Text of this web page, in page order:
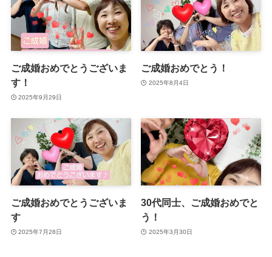
ご成婚おめでとうございま
す！
2025年9月29日
ご成婚おめでとう！
2025年8月4日
ご成婚おめでとうございま
す
2025年7月28日
30代同士、ご成婚おめでと
う！
2025年3月30日